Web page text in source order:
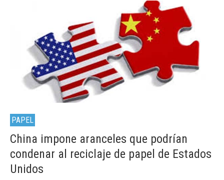
PAPEL
China impone aranceles que podrían
condenar al reciclaje de papel de Estados
Unidos